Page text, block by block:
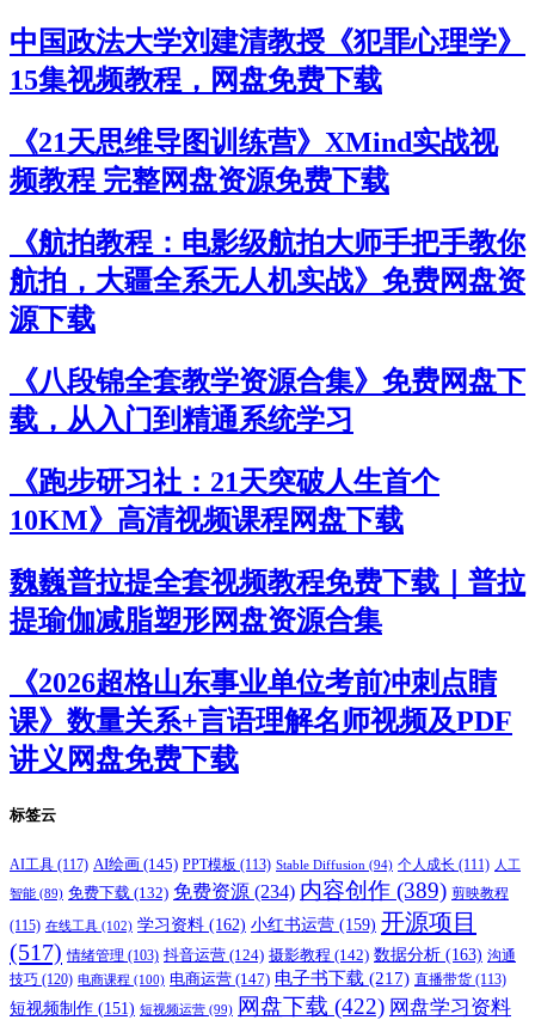
中国政法大学刘建清教授《犯罪心理学》
15集视频教程，网盘免费下载
《21天思维导图训练营》XMind实战视
频教程 完整网盘资源免费下载
《航拍教程：电影级航拍大师手把手教你
航拍，大疆全系无人机实战》免费网盘资
源下载
《八段锦全套教学资源合集》免费网盘下
载，从入门到精通系统学习
《跑步研习社：21天突破人生首个
10KM》高清视频课程网盘下载
魏巍普拉提全套视频教程免费下载｜普拉
提瑜伽减脂塑形网盘资源合集
《2026超格山东事业单位考前冲刺点睛
课》数量关系+言语理解名师视频及PDF
讲义网盘免费下载
标签云
AI工具 (117) AI绘画 (145) PPT模板 (113) Stable Diffusion (94) 个人成长 (111) 人工
智能 (89) 免费下载 (132) 免费资源 (234) 内容创作 (389) 剪映教程
(115) 在线工具 (102) 学习资料 (162) 小红书运营 (159) 开源项目
(517) 情绪管理 (103) 抖音运营 (124) 摄影教程 (142) 数据分析 (163) 沟通
技巧 (120) 电商课程 (100) 电商运营 (147) 电子书下载 (217) 直播带货 (113)
短视频制作 (151) 短视频运营 (99) 网盘下载 (422) 网盘学习资料